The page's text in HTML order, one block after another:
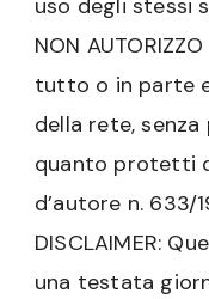
uso degli stessi
NON
tutto o in parte
della rete,
quanto protetti
d’autore n. 633/
DISCLAIMER:
una testata